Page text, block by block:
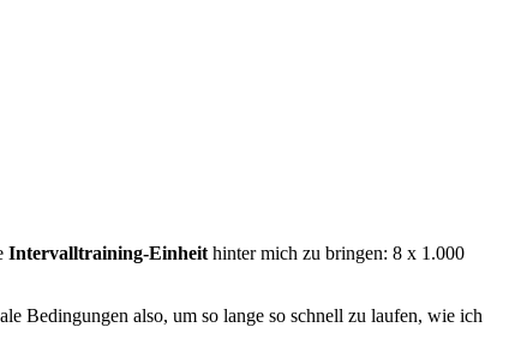
Intervalltraining-Einheit hinter mich zu bringen: 8 x 1.000
Bedingungen also, um so lange so schnell zu laufen, wie ich